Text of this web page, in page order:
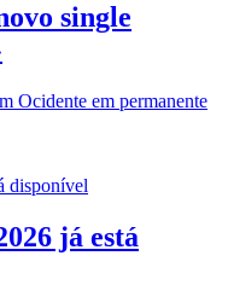
single
Ocidente em permanente
já está